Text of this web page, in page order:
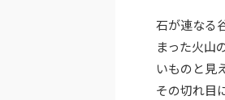
石が連なる
まった火山
いものと見
その切れ目